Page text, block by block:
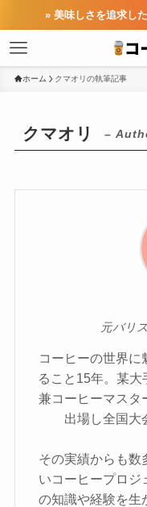
» 美味しさを追求し
ホーム クマオリの執筆記事
クマオリ –
元バリ
コーヒーの世界に
ること15年。某大
兼コーヒーマスタ
出場し全国大
その実績からも数
いコーヒープロジ
の知識や経験を生